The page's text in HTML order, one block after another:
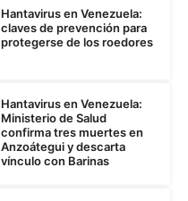
Hantavirus en Venezuela:
claves de prevención para
protegerse de los roedores
Hantavirus en Venezuela:
Ministerio de Salud
confirma tres muertes en
Anzoátegui y descarta
vínculo con Barinas